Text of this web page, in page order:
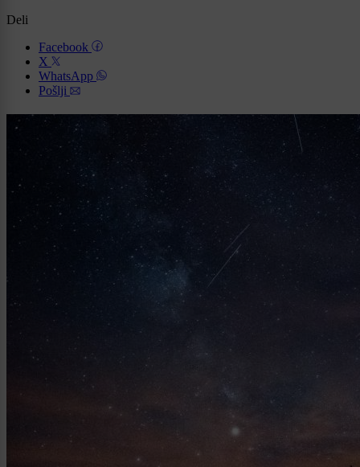
Deli
Facebook
X
WhatsApp
Pošlji